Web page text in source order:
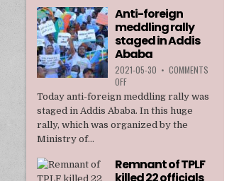
OF
TPLF
Anti-foreign
meddling rally
staged in Addis
Ababa
2021-05-30 • COMMENTS
OFFON
ANTI-
FOREIGN
MEDDLING
RALLY
ADDIS
ABABA
Today anti-foreign meddling rally was
staged in Addis Ababa. In this huge
rally, which was organized by the
Ministry of...
Remnant of TPLF